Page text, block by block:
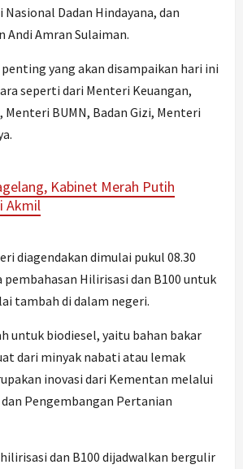
Nasional Dadan Hindayana, dan
Andi Amran Sulaiman.
penting yang akan disampaikan hari ini
seperti dari Menteri Keuangan,
Menteri BUMN, Badan Gizi, Menteri
Kabinet Merah Putih
Akmil
diagendakan dimulai pukul 08.30
pembahasan Hilirisasi dan B100 untuk
tambah di dalam negeri.
untuk biodiesel, yaitu bahan bakar
dari minyak nabati atau lemak
inovasi dari Kementan melalui
Pengembangan Pertanian
dan B100 dijadwalkan bergulir